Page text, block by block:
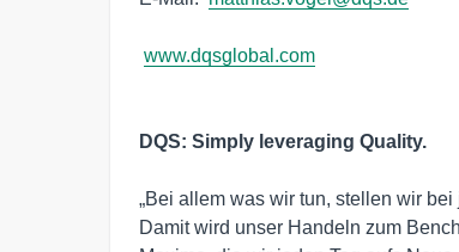
www.dqsglobal.com
DQS: Simply leveraging Quality.
„Bei allem was wir tun, stellen wir
Damit wird unser Handeln zum